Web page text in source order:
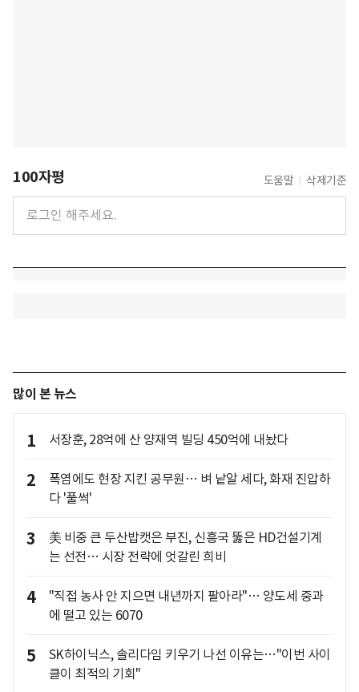
100자평 도움말 삭제기준
많이 본 뉴스
1 서장훈, 28억에 산 양재역 빌딩 450억에 내놨다
2
폭염에도 현장 지킨 공무원… 벼 낱알 세다, 화재 진압하
다 '풀썩'
3
美 비중 큰 두산밥캣은 부진, 신흥국 뚫은 HD건설기계
는 선전… 시장 전략에 엇갈린 희비
4
"직접 농사 안 지으면 내년까지 팔아라"… 양도세 중과
에 떨고 있는 6070
5
SK하이닉스, 솔리다임 키우기 나선 이유는…"이번 사이
클이 최적의 기회"